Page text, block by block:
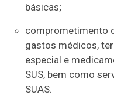
básicas;
comprometimento
gastos médicos,
especial e
SUS, bem como
SUAS.